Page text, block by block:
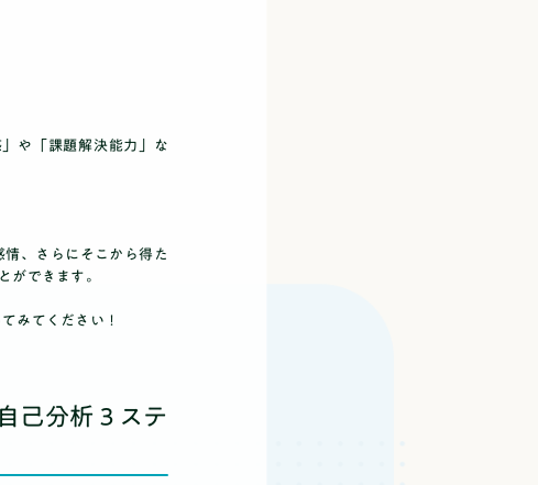
や「課題解決能力」な
、さらにそこから得た
ができます。
みてください！
己分析３ステ